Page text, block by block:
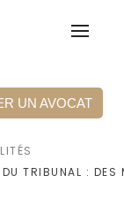
UN AVOCAT
DU TRIBUNAL :